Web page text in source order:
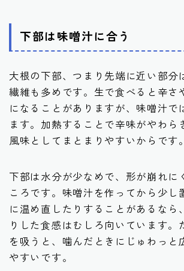
下部は味噌汁に合う
大根の下部、つまり先端に近い部分
繊維も多めです。生で食べると辛さ
になることがありますが、味噌汁で
ます。加熱することで辛味がやわら
風味としてまとまりやすいからです。
下部は水分が少なめで、形が崩れに
ころです。味噌汁を作ってから少し
に温め直したりすることがあるなら
りした食感はむしろ向いています。
を吸うと、噛んだときにじゅわっと
やすいです。